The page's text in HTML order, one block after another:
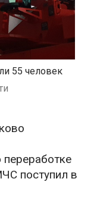
55 человек
поступил в